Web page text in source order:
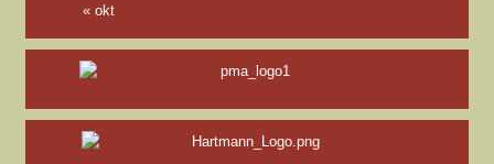
« okt